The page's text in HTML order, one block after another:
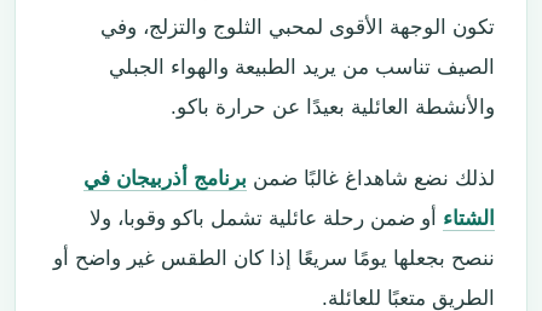
تكون الوجهة الأقوى لمحبي الثلوج والتزلج، وفي
الصيف تناسب من يريد الطبيعة والهواء الجبلي
والأنشطة العائلية بعيدًا عن حرارة باكو.
لذلك نضع شاهداغ غالبًا ضمن برنامج أذربيجان في
الشتاء أو ضمن رحلة عائلية تشمل باكو وقوبا، ولا
ننصح بجعلها يومًا سريعًا إذا كان الطقس غير واضح أو
الطريق متعبًا للعائلة.